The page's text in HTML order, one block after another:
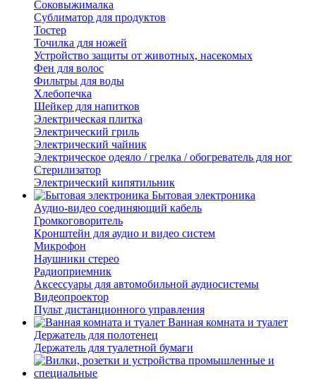
Соковыжималка
Сублиматор для продуктов
Тостер
Точилка для ножей
Устройство защиты от животных, насекомых
Фен для волос
Фильтры для воды
Хлебопечка
Шейкер для напитков
Электрическая плитка
Электрический гриль
Электрический чайник
Электрическое одеяло / грелка / обогреватель для ног
Стерилизатор
Электрический кипятильник
Бытовая электроника
Аудио-видео соединяющий кабель
Громкоговоритель
Кронштейн для аудио и видео систем
Микрофон
Наушники стерео
Радиоприемник
Аксессуары для автомобильной аудиосистемы
Видеопроектор
Пульт дистанционного управления
Ванная комната и туалет
Держатель для полотенец
Держатель для туалетной бумаги